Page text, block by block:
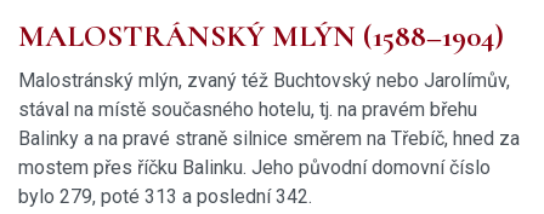
MALOSTRÁNSKÝ MLÝN (1588–1904)
Malostránský mlýn, zvaný též Buchtovský nebo Jarolímův,
stával na místě současného hotelu, tj. na pravém břehu
Balinky a na pravé straně silnice směrem na Třebíč, hned za
mostem přes říčku Balinku. Jeho původní domovní číslo
bylo 279, poté 313 a poslední 342.